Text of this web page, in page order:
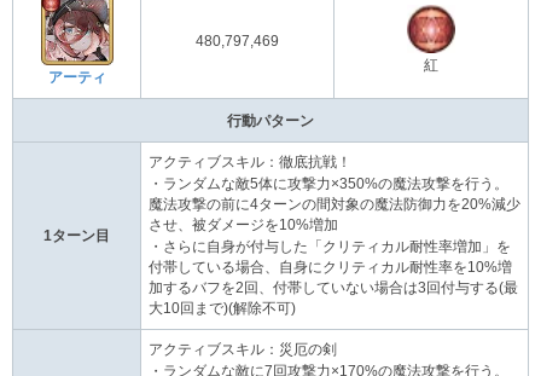
アーティ
480,797,469
紅
行動パターン
1ターン目
アクティブスキル：徹底抗戦！
・ランダムな敵5体に攻撃力×350%の魔法攻撃を行う。
魔法攻撃の前に4ターンの間対象の魔法防御力を20%減少
させ、被ダメージを10%増加
・さらに自身が付与した「クリティカル耐性率増加」を
付帯している場合、自身にクリティカル耐性率を10%増
加するバフを2回、付帯していない場合は3回付与する(最
大10回まで)(解除不可)
アクティブスキル：災厄の剣
・ランダムな敵に7回攻撃力×170%の魔法攻撃を行う。